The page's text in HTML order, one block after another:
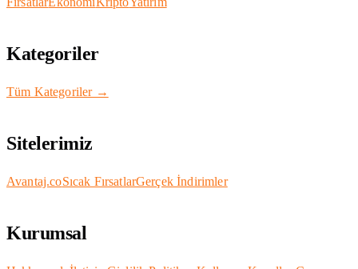
Kategoriler
Tüm Kategoriler →
Sitelerimiz
Avantaj.coSıcak FırsatlarGerçek İndirimler
Kurumsal